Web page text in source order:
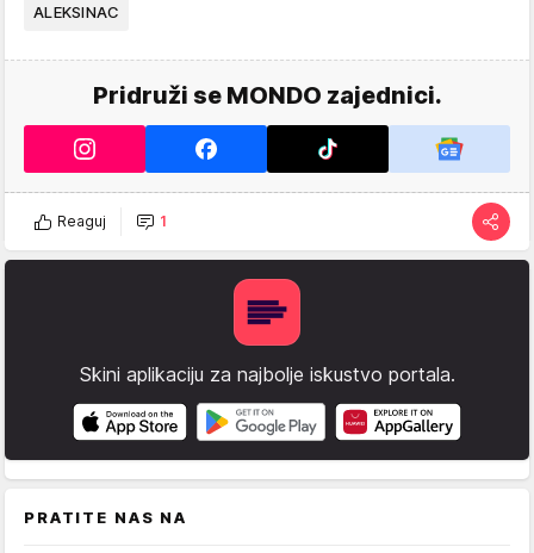
ALEKSINAC
Pridruži se MONDO zajednici.
Reaguj 1
Skini aplikaciju za najbolje iskustvo portala.
PRATITE NAS NA